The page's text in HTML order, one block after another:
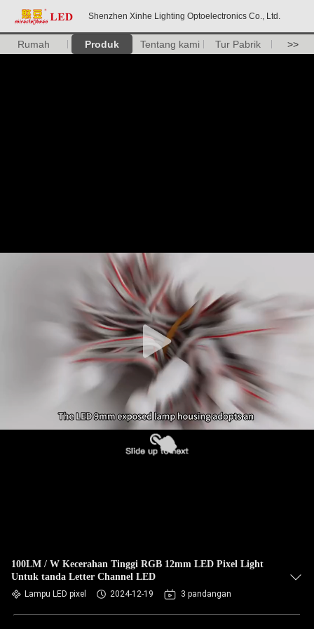
Shenzhen Xinhe Lighting Optoelectronics Co., Ltd.
Rumah Produk Tentang kami Tur Pabrik >>
100LM / W Kecerahan Tinggi RGB 12mm LED Pixel Light
Untuk tanda Letter Channel LED
Lampu LED pixel 2024-12-19 3 pandangan